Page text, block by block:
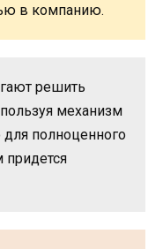
в компанию.
решить
механизм
полноценного
придется